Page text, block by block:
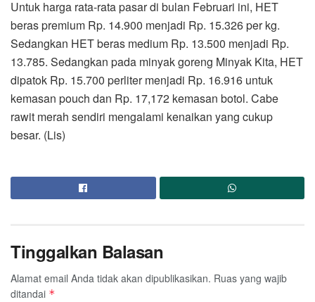
Untuk harga rata-rata pasar di bulan Februari ini, HET
beras premium Rp. 14.900 menjadi Rp. 15.326 per kg.
Sedangkan HET beras medium Rp. 13.500 menjadi Rp.
13.785. Sedangkan pada minyak goreng Minyak Kita, HET
dipatok Rp. 15.700 perliter menjadi Rp. 16.916 untuk
kemasan pouch dan Rp. 17,172 kemasan botol. Cabe
rawit merah sendiri mengalami kenaikan yang cukup
besar. (Lis)
Tinggalkan Balasan
Alamat email Anda tidak akan dipublikasikan. Ruas yang wajib
ditandai *